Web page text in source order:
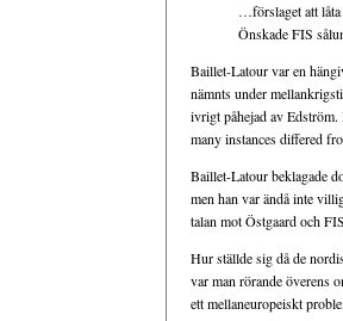
…förslaget att
Önskade FIS
Baillet-Latour var en
nämnts under
ivrigt påhejad av
many instances differed
Baillet-Latour beklagade
men han var ändå inte
talan mot Östgaard och
Hur ställde sig då de
var man rörande överens
ett mellaneuropeiskt